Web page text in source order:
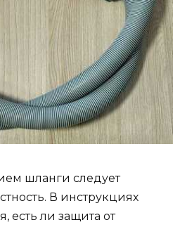
шланги следует
В инструкциях
есть ли защита от